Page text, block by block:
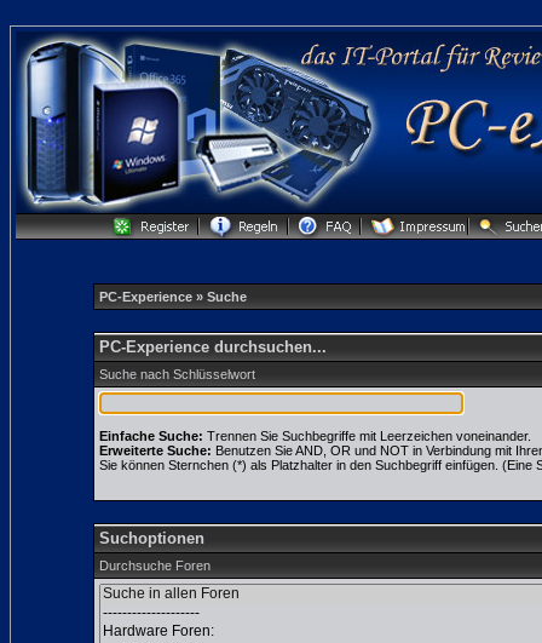
PC-Experience » Suche
PC-Experience durchsuchen...
Suche nach Schlüsselwort
Einfache Suche: Trennen Sie Suchbegriffe mit Leerzeichen voneinander.
Erweiterte Suche: Benutzen Sie AND, OR und NOT in Verbindung mit
Sie können Sternchen (*) als Platzhalter in den Suchbegriff einfügen. (Eine
Suchoptionen
Durchsuche Foren